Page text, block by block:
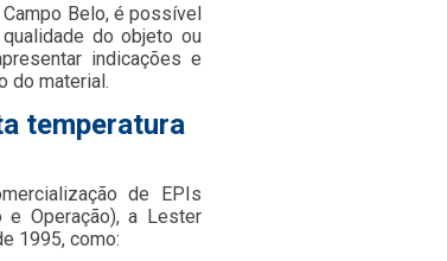
Belo, é possível
do objeto ou
indicações e
do material.
temperatura
de EPIs
e Operação), a Lester
1995, como: